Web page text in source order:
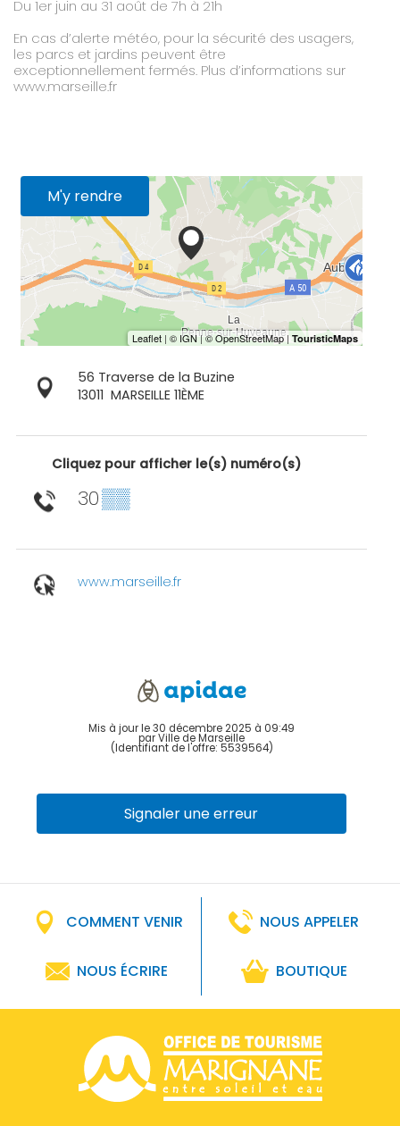
Du 1er juin au 31 août de 7h à 21h
En cas d’alerte météo, pour la sécurité des usagers,
les parcs et jardins peuvent être
exceptionnellement fermés. Plus d’informations sur
www.marseille.fr
M'y rendre
56 Traverse de la Buzine
13011 MARSEILLE 11ÈME
Cliquez pour afficher le(s) numéro(s)
30▒▒
www.marseille.fr
Mis à jour le 30 décembre 2025 à 09:49
par Ville de Marseille
(Identifiant de l'offre: 5539564)
Signaler une erreur
COMMENT VENIR NOUS APPELER
NOUS ÉCRIRE BOUTIQUE